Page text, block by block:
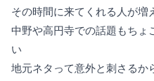
その時間に来てくれる人が増
中野や高円寺での話題もちょ
い
地元ネタって意外と刺さるか